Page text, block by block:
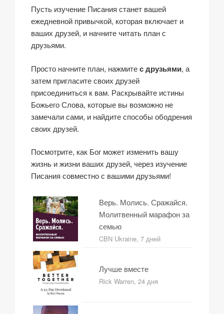
Пусть изучение Писания станет вашей
ежедневной привычкой, которая включает и
ваших друзей, и начните читать план с
друзьями.
Просто начните план, нажмитес друзьями, а
затем пригласите своих друзей
присоединиться к вам. Раскрывайте истины
Божьего Слова, которые вы возможно не
замечали сами, и найдите способы ободрения
своих друзей.
Посмотрите, как Бог может изменить вашу
жизнь и жизни ваших друзей, через изучение
Писания совместно с вашими друзьями!
Верь. Молись. Сражайся.
Молитвенный марафон за
семью
CBN Ukraine, 7 дней
Лучше вместе
Rick Warren, 24 дня